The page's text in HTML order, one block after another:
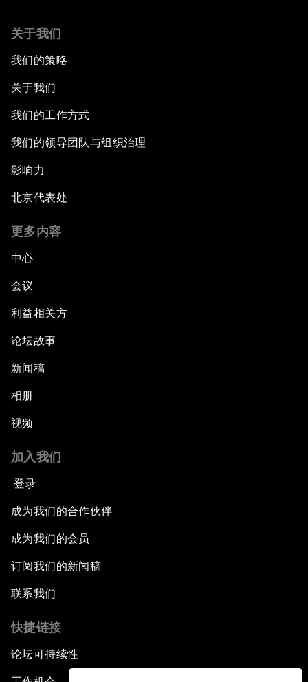
关于我们
我们的策略
关于我们
我们的工作方式
我们的领导团队与组织治理
影响力
北京代表处
更多内容
中心
会议
利益相关方
论坛故事
新闻稿
相册
视频
加入我们
登录
成为我们的合作伙伴
成为我们的会员
订阅我们的新闻稿
联系我们
快捷链接
论坛可持续性